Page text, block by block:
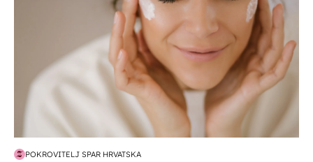
POKROVITELJ SPAR HRVATSKA